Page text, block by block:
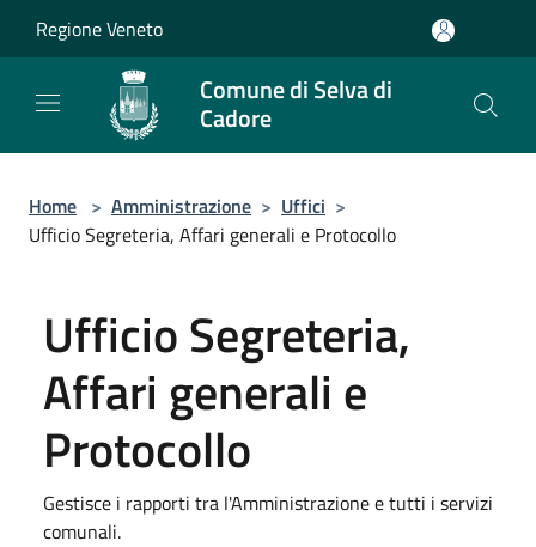
Regione Veneto
Comune di Selva di
Cadore
Home > Amministrazione > Uffici >
Ufficio Segreteria, Affari generali e Protocollo
Ufficio Segreteria,
Affari generali e
Protocollo
Gestisce i rapporti tra l'Amministrazione e tutti i servizi
comunali.